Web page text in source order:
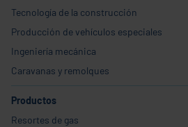
Tecnología de la construcción
Producción de vehículos especiales
Ingeniería mecánica
Caravanas y remolques
Productos
Resortes de gas